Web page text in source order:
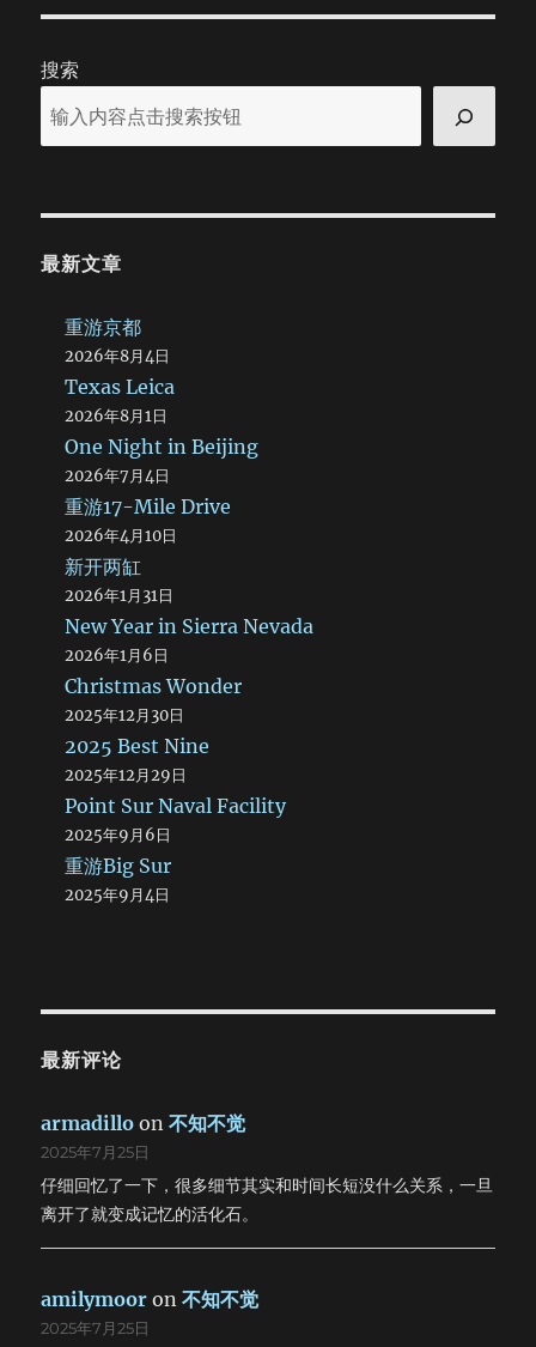
搜索
最新文章
重游京都
2026年8月4日
Texas Leica
2026年8月1日
One Night in Beijing
2026年7月4日
重游17-Mile Drive
2026年4月10日
新开两缸
2026年1月31日
New Year in Sierra Nevada
2026年1月6日
Christmas Wonder
2025年12月30日
2025 Best Nine
2025年12月29日
Point Sur Naval Facility
2025年9月6日
重游Big Sur
2025年9月4日
最新评论
armadillo on不知不觉
2025年7月25日
仔细回忆了一下，很多细节其实和时间长短没什么关系，一旦
离开了就变成记忆的活化石。
amilymoor on不知不觉
2025年7月25日